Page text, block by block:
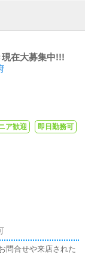
現在大募集中!!!
ア歓迎 即日勤務可
問合せや来店された